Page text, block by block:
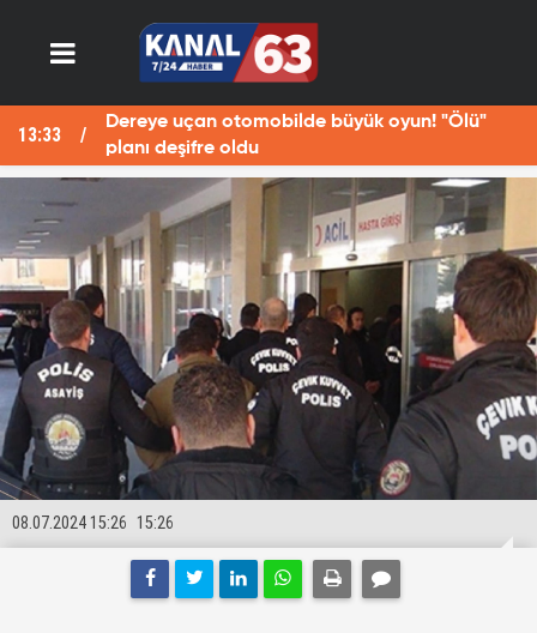
13:33
Dereye uçan otomobilde büyük oyun! "Ölü"
planı deşifre oldu
15:26
08.07.2024 15:26